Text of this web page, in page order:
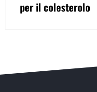
per il colesterolo